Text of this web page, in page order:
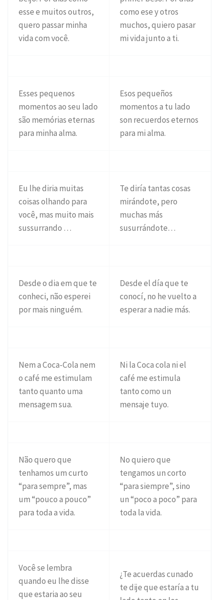
esse e muitos outros,
quero passar minha
vida com você.
como ese y otros
muchos, quiero pasar
mi vida junto a ti.
Esses pequenos
momentos ao seu lado
são memórias eternas
para minha alma.
Esos pequeños
momentos a tu lado
son recuerdos eternos
para mi alma.
Eu lhe diria muitas
coisas olhando para
você, mas muito mais
sussurrando …
Te diría tantas cosas
mirándote, pero
muchas más
susurrándote…
Desde o dia em que te
conheci, não esperei
por mais ninguém.
Desde el día que te
conocí, no he vuelto a
esperar a nadie más.
Nem a Coca-Cola nem
o café me estimulam
tanto quanto uma
mensagem sua.
Ni la Coca cola ni el
café me estimula
tanto como un
mensaje tuyo.
Não quero que
tenhamos um curto
“para sempre”, mas
um “pouco a pouco”
para toda a vida.
No quiero que
tengamos un corto
“para siempre”, sino
un “poco a poco” para
toda la vida.
Você se lembra
quando eu lhe disse
que estaria ao seu
¿Te acuerdas cunado
te dije que estaría a tu